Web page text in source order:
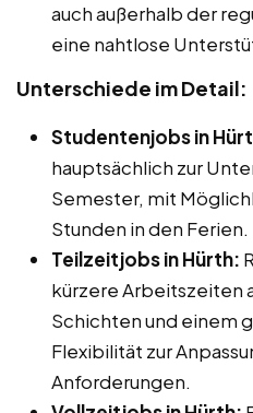
auch außerhalb der
eine nahtlose
Unterschiede im Detail:
Studentenjobs in
hauptsächlich zur
Semester, mit
Stunden in den Ferien.
Teilzeitjobs in Hürth:
kürzere Arbeitszeiten
Schichten und einem
Flexibilität zur
Anforderungen.